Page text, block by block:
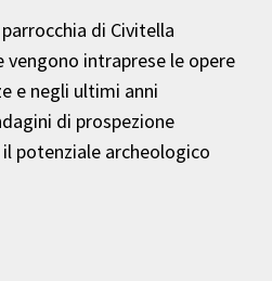
di Civitella
intraprese le opere
e negli ultimi anni
di prospezione
potenziale archeologico